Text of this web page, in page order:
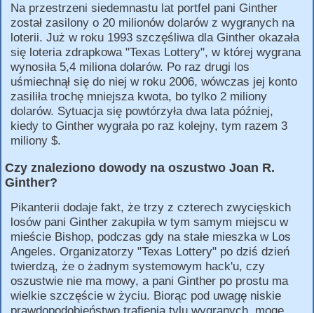
Na przestrzeni siedemnastu lat portfel pani Ginther
został zasilony o 20 milionów dolarów z wygranych na
loterii. Już w roku 1993 szczęśliwa dla Ginther okazała
się loteria zdrapkowa "Texas Lottery", w której wygrana
wynosiła 5,4 miliona dolarów. Po raz drugi los
uśmiechnął się do niej w roku 2006, wówczas jej konto
zasiliła trochę mniejsza kwota, bo tylko 2 miliony
dolarów. Sytuacja się powtórzyła dwa lata później,
kiedy to Ginther wygrała po raz kolejny, tym razem 3
miliony $.
Czy znaleziono dowody na oszustwo Joan R.
Ginther?
Pikanterii dodaje fakt, że trzy z czterech zwycięskich
losów pani Ginther zakupiła w tym samym miejscu w
mieście Bishop, podczas gdy na stałe mieszka w Los
Angeles. Organizatorzy "Texas Lottery" po dziś dzień
twierdzą, że o żadnym systemowym hack'u, czy
oszustwie nie ma mowy, a pani Ginther po prostu ma
wielkie szczęście w życiu. Biorąc pod uwagę niskie